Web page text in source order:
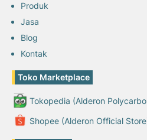
Produk
Jasa
Blog
Kontak
Toko Marketplace
Tokopedia (Alderon
Shopee (Alderon Official